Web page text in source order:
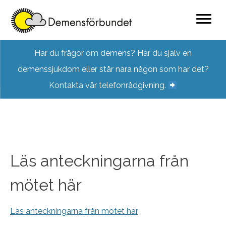
content
Har du frågor om demens? Har du själv en
demenssjukdom eller står nära någon som har det?
Kontakta vår telefonrådgivning.
Läs anteckningarna från
mötet här
Läs anteckningarna från mötet här